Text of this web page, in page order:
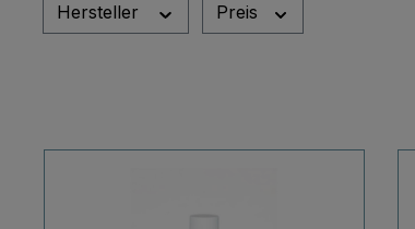
Hersteller Preis